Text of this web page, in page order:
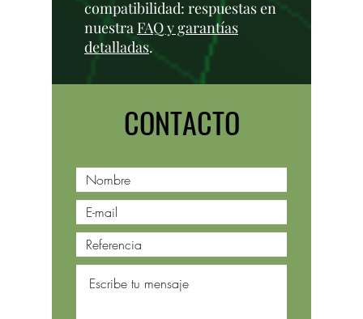
compatibilidad: respuestas en
nuestra FAQ y garantías
detalladas.
CONTACTO